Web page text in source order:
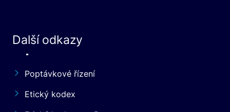
Další odkazy
Poptávkové řízení
Etický kodex